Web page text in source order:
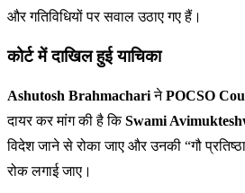
और गतिविधियों पर सवाल उठाए गए हैं।
कोर्ट में दाखिल हुई याचिका
Ashutosh BrahmachariनेPOCSO
दायर कर मांग की है किSwami
विदेश जाने से रोका जाए और उनकी “गौ
रोक लगाई जाए।